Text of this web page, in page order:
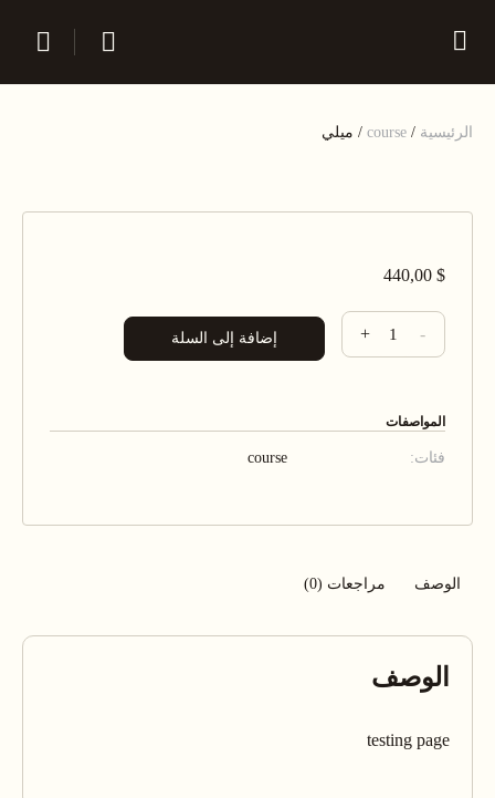
الرئيسية /
course / ميلي
440,00 $
-
+ إضافة إلى السلة
المواصفات
فئات: course
الوصف مراجعات (0)
الوصف
testing page